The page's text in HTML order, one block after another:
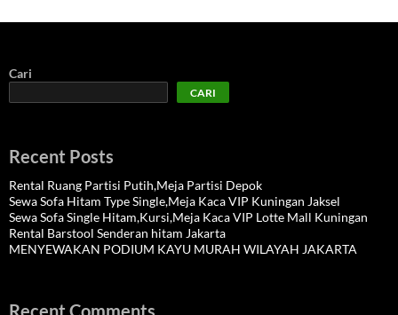
Cari
CARI
Recent Posts
Rental Ruang Partisi Putih,Meja Partisi Depok
Sewa Sofa Hitam Type Single,Meja Kaca VIP Kuningan Jaksel
Sewa Sofa Single Hitam,Kursi,Meja Kaca VIP Lotte Mall Kuningan
Rental Barstool Senderan hitam Jakarta
MENYEWAKAN PODIUM KAYU MURAH WILAYAH JAKARTA
Recent Comments